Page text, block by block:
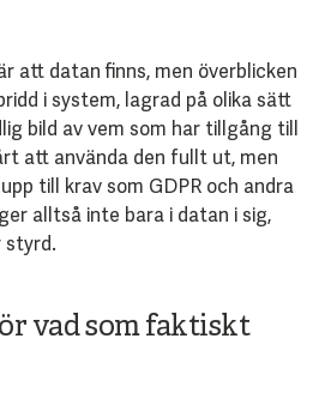
att datan finns, men överblicken
i system, lagrad på olika sätt
bild av vem som har tillgång till
att använda den fullt ut, men
till krav som GDPR och andra
alltså inte bara i datan i sig,
styrd.
vad som faktiskt